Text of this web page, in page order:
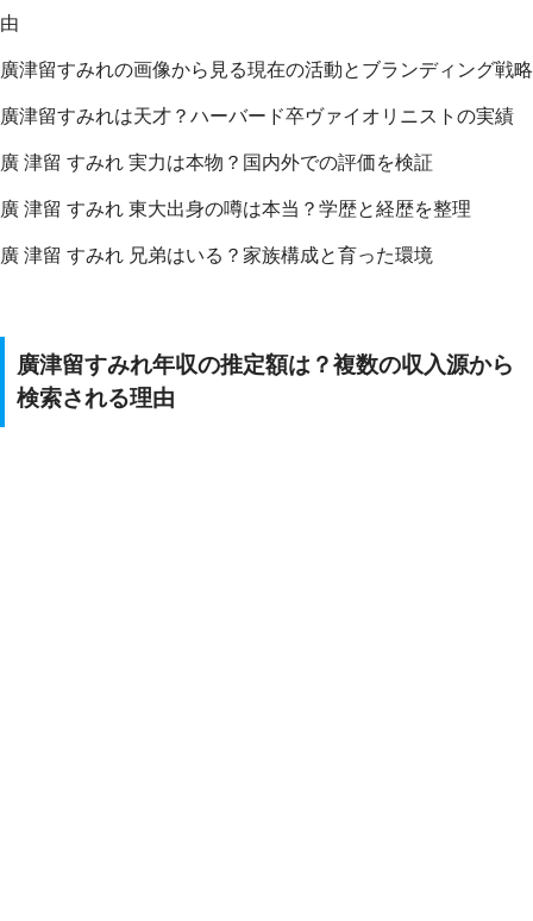
由
廣津留すみれの画像から見る現在の活動とブランディング戦略
廣津留すみれは天才？ハーバード卒ヴァイオリニストの実績
廣 津留 すみれ 実力は本物？国内外での評価を検証
廣 津留 すみれ 東大出身の噂は本当？学歴と経歴を整理
廣 津留 すみれ 兄弟はいる？家族構成と育った環境
廣津留すみれ年収の推定額は？複数の収入源から
検索される理由